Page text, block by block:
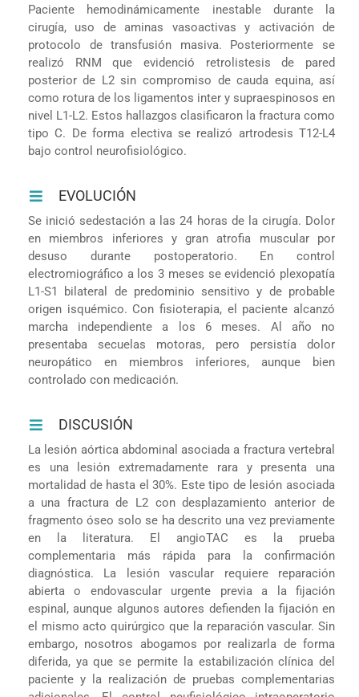
Paciente hemodinámicamente inestable durante la
cirugía, uso de aminas vasoactivas y activación de
protocolo de transfusión masiva. Posteriormente se
realizó RNM que evidenció retrolistesis de pared
posterior de L2 sin compromiso de cauda equina, así
como rotura de los ligamentos inter y supraespinosos en
nivel L1-L2. Estos hallazgos clasificaron la fractura como
tipo C. De forma electiva se realizó artrodesis T12-L4
bajo control neurofisiológico.
EVOLUCIÓN
Se inició sedestación a las 24 horas de la cirugía. Dolor
en miembros inferiores y gran atrofia muscular por
desuso durante postoperatorio. En control
electromiográfico a los 3 meses se evidenció plexopatía
L1-S1 bilateral de predominio sensitivo y de probable
origen isquémico. Con fisioterapia, el paciente alcanzó
marcha independiente a los 6 meses. Al año no
presentaba secuelas motoras, pero persistía dolor
neuropático en miembros inferiores, aunque bien
controlado con medicación.
DISCUSIÓN
La lesión aórtica abdominal asociada a fractura vertebral
es una lesión extremadamente rara y presenta una
mortalidad de hasta el 30%. Este tipo de lesión asociada
a una fractura de L2 con desplazamiento anterior de
fragmento óseo solo se ha descrito una vez previamente
en la literatura. El angioTAC es la prueba
complementaria más rápida para la confirmación
diagnóstica. La lesión vascular requiere reparación
abierta o endovascular urgente previa a la fijación
espinal, aunque algunos autores defienden la fijación en
el mismo acto quirúrgico que la reparación vascular. Sin
embargo, nosotros abogamos por realizarla de forma
diferida, ya que se permite la estabilización clínica del
paciente y la realización de pruebas complementarias